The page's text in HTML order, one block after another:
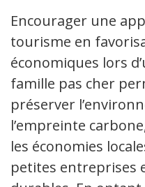
Encourager une
tourisme en
économiques lors
famille pas cher
préserver
l’empreinte
les économies
petites entreprises